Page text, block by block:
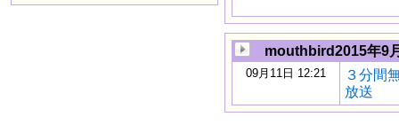
mouthbird2015年9
09月11日 12:21
３分間
放送